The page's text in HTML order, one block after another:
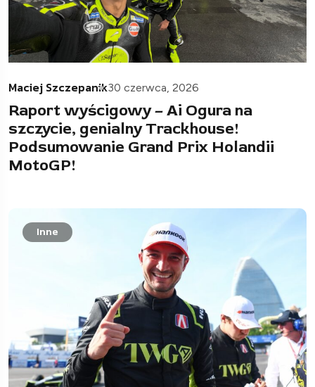
Maciej Szczepanik30 czerwca, 2026
Raport wyścigowy – Ai Ogura na
szczycie, genialny Trackhouse!
Podsumowanie Grand Prix Holandii
MotoGP!
Inne